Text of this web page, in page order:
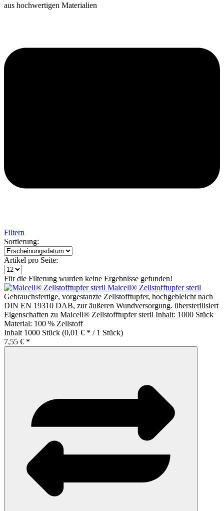
aus hochwertigen Materialien
Filtern
Sortierung:
Artikel pro Seite:
Für die Filterung wurden keine Ergebnisse gefunden!
Maicell® Zellstofftupfer steril
Gebrauchsfertige, vorgestanzte Zellstofftupfer, hochgebleicht nach
DIN EN 19310 DAB, zur äußeren Wundversorgung. übersterilisiert
Eigenschaften zu Maicell® Zellstofftupfer steril Inhalt: 1000 Stück
Material: 100 % Zellstoff
Inhalt 1000 Stück (0,01 € * / 1 Stück)
7,55 € *